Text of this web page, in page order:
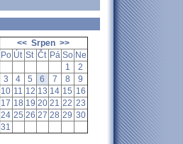
<< Srpen >>
Po Út St Čt Pá So Ne
1
2
3
4 5 6 7 8
9
10 11 12 13 14 15 16
17 18 19 20 21 22 23
24 25 26 27 28 29 30
31